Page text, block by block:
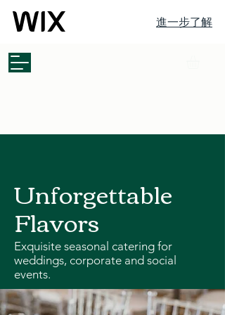
進一步了解